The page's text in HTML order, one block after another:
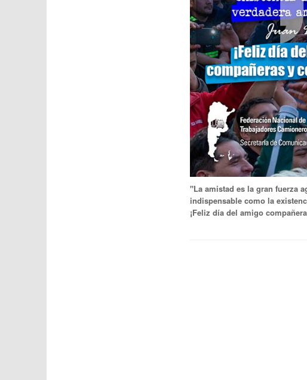
"La amistad es la gran fuerza
indispensable como la
¡Feliz día del amigo